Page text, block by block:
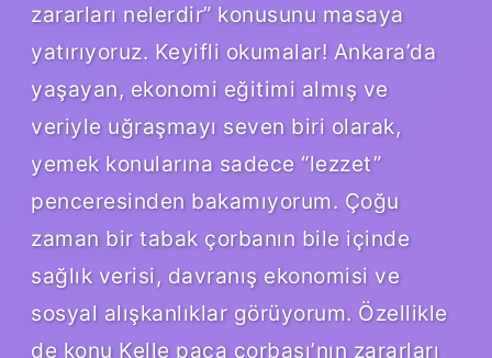
zararları nelerdir” konusunu masaya
yatırıyoruz. Keyifli okumalar! Ankara’da
yaşayan, ekonomi eğitimi almış ve
veriyle uğraşmayı seven biri olarak,
yemek konularına sadece “lezzet”
penceresinden bakamıyorum. Çoğu
zaman bir tabak çorbanın bile içinde
sağlık verisi, davranış ekonomisi ve
sosyal alışkanlıklar görüyorum. Özellikle
de konu Kelle paça çorbası’nın zararları